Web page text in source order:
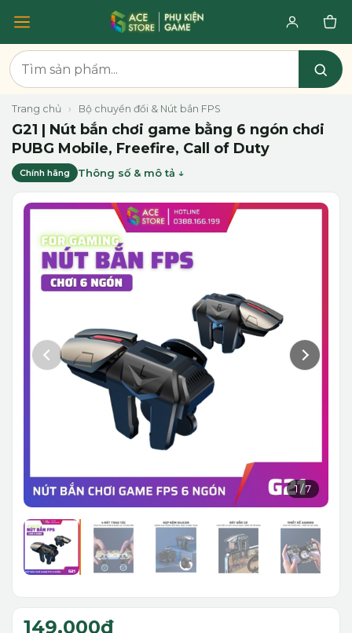
Trang chủ › Bộ chuyển đổi & Nút bắn FPS
G21 | Nút bắn chơi game bằng 6 ngón chơi
PUBG Mobile, Freefire, Call of Duty
Chính hãng Thông số & mô tả
1/7
149.000₫